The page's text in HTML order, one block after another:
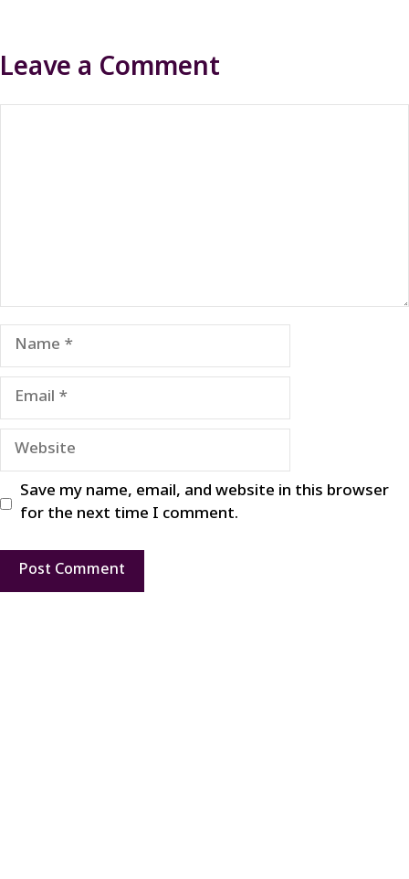
Leave a Comment
Name
Email
Website
Save my name, email, and website in this browser
for the next time I comment.